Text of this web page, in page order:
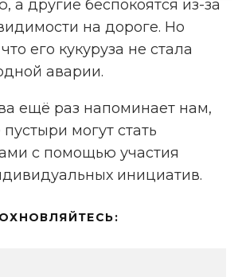
а другие беспокоятся из-за
на дороге. Но
его кукуруза не стала
аварии.
ещё раз напоминает нам,
могут стать
с помощью участия
инициатив.